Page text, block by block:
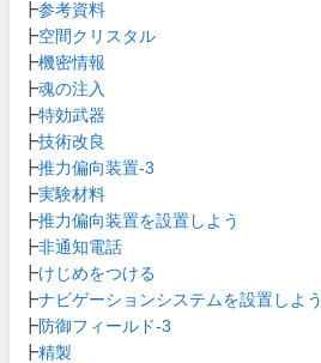
┣参考資料
┣空間クリスタル
┣機密情報
┣魂の注入
┣特効武器
┣技術改良
┣推力偏向装置-3
┣実験材料
┣推力偏向装置を設置しよう
┣非通知電話
┣けじめをつける
┣ナビゲーションシステムを設置しよう
┣防御フィールド-3
┣精製